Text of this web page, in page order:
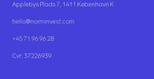
Applebys Plads 7, 1411 København K
hello@norminvest.com
+45 71 96 96 28
Cvr: 37226939